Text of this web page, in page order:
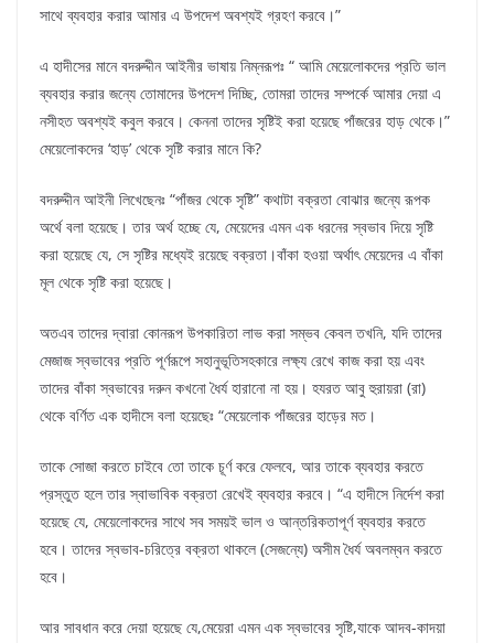
সাথে ব্যবহার করার আমার এ উপদেশ অবশ্যই গ্রহণ করবে।”
এ হাদীসের মানে বদরুদ্দীন আইনীর ভাষায় নিম্নরূপঃ “ আমি মেয়েলোকদের প্রতি ভাল
ব্যবহার করার জন্যে তোমাদের উপদেশ দিচ্ছি, তোমরা তাদের সম্পর্কে আমার দেয়া এ
নসীহত অবশ্যই কবুল করবে। কেননা তাদের সৃষ্টিই করা হয়েছে পাঁজরের হাড় থেকে।”
মেয়েলোকদের ‘হাড়’ থেকে সৃষ্টি করার মানে কি?
বদরুদ্দীন আইনী লিখেছেনঃ “পাঁজর থেকে সৃষ্টি” কথাটা বক্রতা বোঝার জন্যে রূপক
অর্থে বলা হয়েছে। তার অর্থ হচ্ছে যে, মেয়েদের এমন এক ধরনের স্বভাব দিয়ে সৃষ্টি
করা হয়েছে যে, সে সৃষ্টির মধ্যেই রয়েছে বক্রতা।বাঁকা হওয়া অর্থাৎ মেয়েদের এ বাঁকা
মূল থেকে সৃষ্টি করা হয়েছে।
অতএব তাদের দ্বারা কোনরূপ উপকারিতা লাভ করা সম্ভব কেবল তখনি, যদি তাদের
মেজাজ স্বভাবের প্রতি পূর্ণরূপে সহানুভূতিসহকারে লক্ষ্য রেখে কাজ করা হয় এবং
তাদের বাঁকা স্বভাবের দরুন কখনো ধৈর্য হারানো না হয়। হযরত আবু হুরায়রা (রা)
থেকে বর্ণিত এক হাদীসে বলা হয়েছেঃ “মেয়েলোক পাঁজরের হাড়ের মত।
তাকে সোজা করতে চাইবে তো তাকে চূর্ণ করে ফেলবে, আর তাকে ব্যবহার করতে
প্রস্তুত হলে তার স্বাভাবিক বক্রতা রেখেই ব্যবহার করবে। “এ হাদীসে নির্দেশ করা
হয়েছে যে, মেয়েলোকদের সাথে সব সময়ই ভাল ও আন্তরিকতাপূর্ণ ব্যবহার করতে
হবে। তাদের স্বভাব-চরিত্রে বক্রতা থাকলে (সেজন্যে) অসীম ধৈর্য অবলম্বন করতে
হবে।
আর সাবধান করে দেয়া হয়েছে যে,মেয়েরা এমন এক স্বভাবের সৃষ্টি,যাকে আদব-কাদয়া